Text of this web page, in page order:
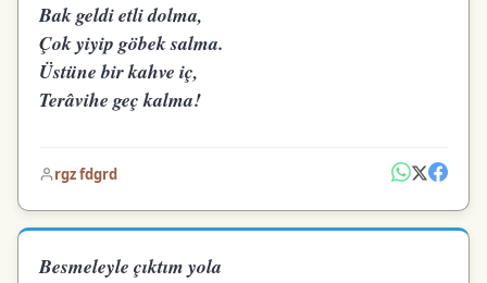
Bak geldi etli dolma,
Çok yiyip göbek salma.
Üstüne bir kahve iç,
Terâvihe geç kalma!
rgz fdgrd
Besmeleyle çıktım yola